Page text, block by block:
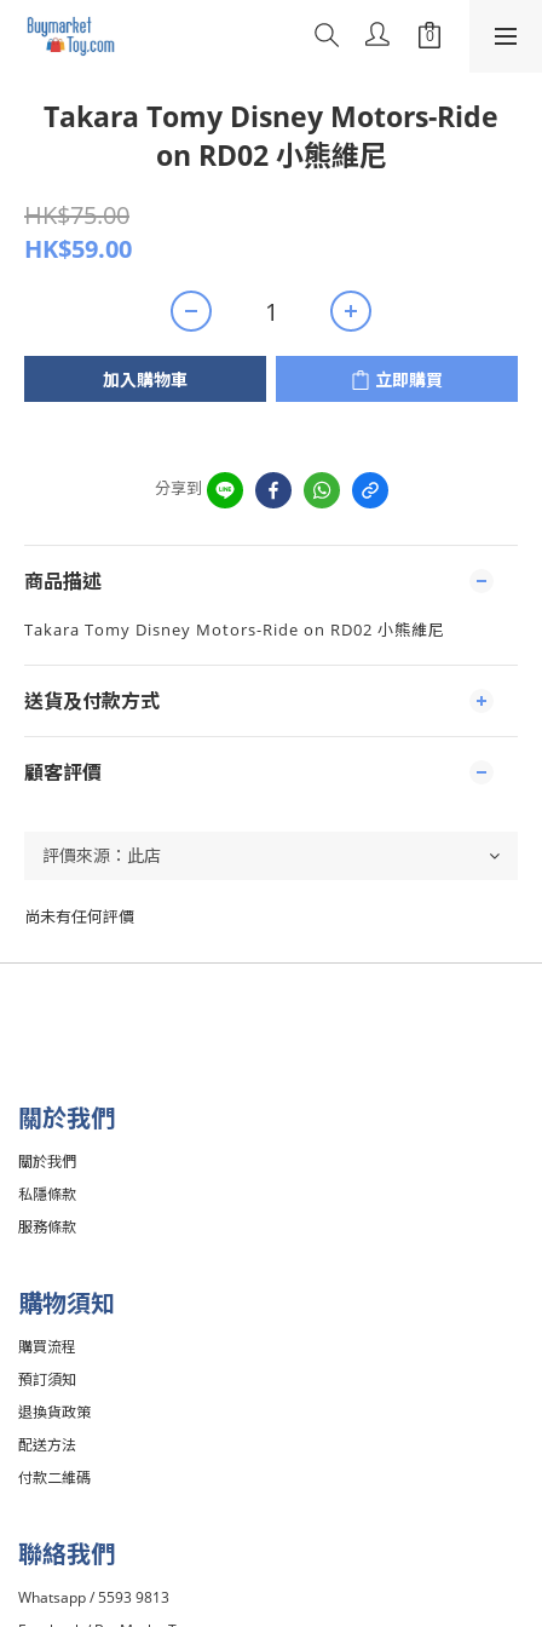
Takara Tomy Disney Motors-Ride
on RD02 小熊維尼
HK$75.00
HK$59.00
加入購物車 立即購買
分享到
商品描述
Takara Tomy Disney Motors-Ride on RD02 小熊維尼
送貨及付款方式
顧客評價
尚未有任何評價
關於我們
關於我們
私隱條款
服務條款
購物須知
購買流程
預訂須知
退換貨政策
配送方法
付款二維碼
聯絡我們
Whatsapp / 5593 9813